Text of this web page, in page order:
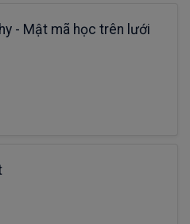
- Mật mã học trên lưới